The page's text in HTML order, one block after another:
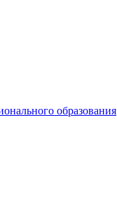
образования